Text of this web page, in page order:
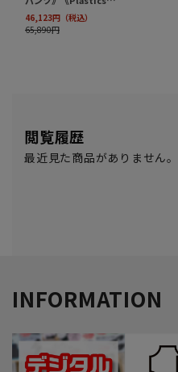
閲覧履歴
最近見た商品がありません。
INFORMATION